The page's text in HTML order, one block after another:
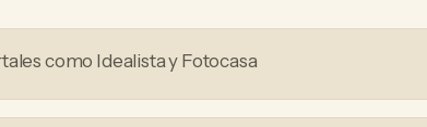
como Idealista y Fotocasa